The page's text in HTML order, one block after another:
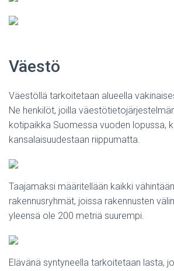
Väestö
Väestöllä tarkoitetaan alueella
Ne henkilöt, joilla
kotipaikka Suomessa vuoden lopussa,
kansalaisuudestaan riippumatta.
Taajamaksi määritellään kaikki
rakennusryhmät, joissa rakennusten
yleensä ole 200 metriä suurempi.
Elävänä syntyneella tarkoitetaan lasta,